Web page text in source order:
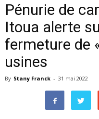
Pénurie de
Itoua alerte
fermeture de
usines
By Stany Franck - 31 mai 2022